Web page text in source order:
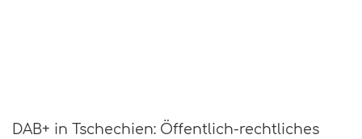
DAB+ in Tschechien: Öffentlich-rechtliches